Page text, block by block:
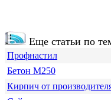
Еще статьи по
Профнастил
Бетон М250
Кирпич от